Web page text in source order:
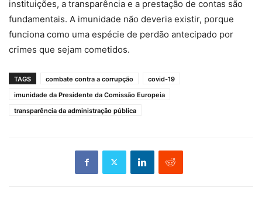
instituições, a transparência e a prestação de contas são
fundamentais. A imunidade não deveria existir, porque
funciona como uma espécie de perdão antecipado por
crimes que sejam cometidos.
TAGS combate contra a corrupção
covid-19
imunidade da Presidente da Comissão Europeia
transparência da administração pública